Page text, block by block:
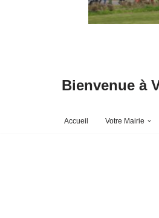
Bienvenue à
Accueil Votre Mairie